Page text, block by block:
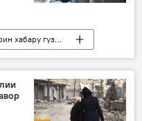
Коронавирус дар Русия ва ҷаҳон: охирин хабару гузоришҳо
сиҳатӣ